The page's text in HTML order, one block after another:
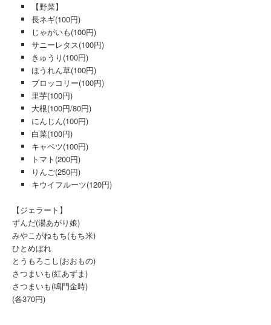
【野菜】
長ネギ(100円)
じゃがいも(100円)
サニーレタス(100円)
きゅうり(100円)
ほうれん草(100円)
ブロッコリー(100円)
里芋(100円)
大根(100円/80円)
にんじん(100円)
白菜(100円)
キャベツ(100円)
トマト(200円)
りんご(250円)
キウイフルーツ(120円)
【ジェラート】
ずんだ(湯あがり娘)
みやこがねもち(もち米)
ひとめぼれ
とうもろこし(おおもの)
さつまいも(紅あずま)
さつまいも(鳴門金時)
(各370円)